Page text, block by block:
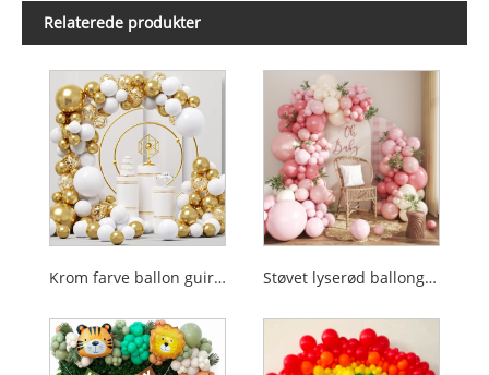
Relaterede produkter
Krom farve ballon guirlande Støvet lyserød ballonguirlandesæt